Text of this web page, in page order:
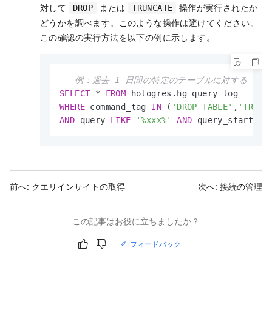
対して
DROP または TRUNCATE
操作が実行されたか
どうかを調べます。このような操作は避けてください。
この確認の実行方法を以下の例に示します。
-- 例：過去 1 日間の特定のテーブルに対する
SELECT * FROM
WHERE command_tag IN ( 'DROP TABLE' ,
AND query LIKE '%xxx%' AND query_start
前へ: クエリインサイトの取得 次へ: 接続の管理
この記事はお役に立ちましたか？
フィードバック